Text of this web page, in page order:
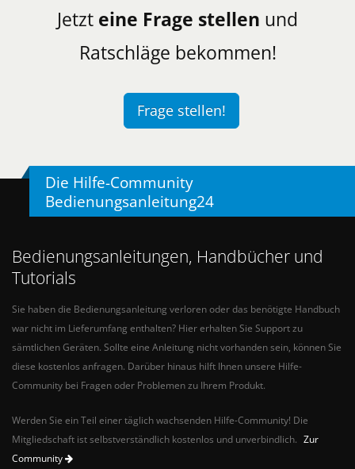
Jetzt eine Frage stellen und
Ratschläge bekommen!
Frage stellen!
Die Hilfe-Community
Bedienungsanleitung24
Bedienungsanleitungen, Handbücher und
Tutorials
Sie haben die Bedienungsanleitung verloren oder das benötigte Handbuch
war nicht im Lieferumfang enthalten? Hier erhalten Sie Support zu
sämtlichen Geräten. Sollte eine Anleitung nicht vorhanden sein, können Sie
diese kostenlos anfragen. Darüber hinaus hilft Ihnen unsere Hilfe-
Community bei Fragen oder Problemen zu Ihrem Produkt.
Werden Sie ein Teil einer täglich wachsenden Hilfe-Community! Die
Mitgliedschaft ist selbstverständlich kostenlos und unverbindlich. Zur
Community